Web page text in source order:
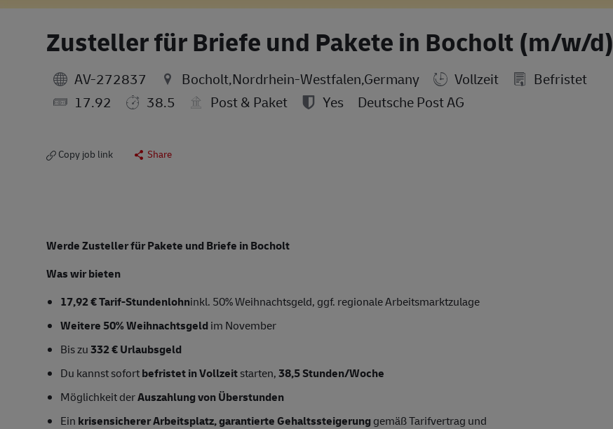
Zusteller für Briefe und Pakete in Bocholt (m/w/d)
AV-272837 Bocholt,Nordrhein-Westfalen,Germany Vollzeit
Befristet
17.92
38.5 Post & Paket Yes Deutsche Post AG
Copy job link Share
Werde Zusteller für Pakete und Briefe in Bocholt
Was wir bieten
17,92 € Tarif-Stundenlohninkl. 50% Weihnachtsgeld, ggf. regionale Arbeitsmarktzulage
Weitere 50% Weihnachtsgeldim November
Bis zu332 € Urlaubsgeld
Du kannst sofortbefristet in Vollzeitstarten,38,5 Stunden/Woche
Möglichkeit derAuszahlung von Überstunden
Ein krisensicherer Arbeitsplatz, garantierte Gehaltssteigerung gemäß Tarifvertrag und